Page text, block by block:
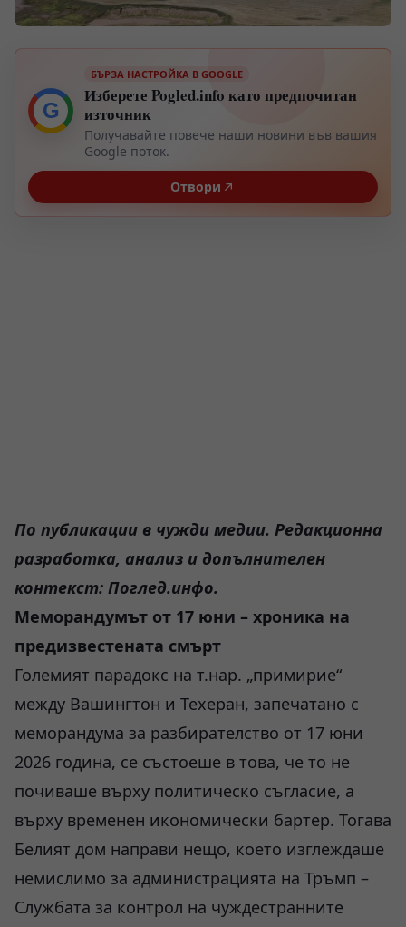
G
БЪРЗА НАСТРОЙКА В GOOGLE
Изберете Pogled.info като предпочитан
източник
Получавайте повече наши новини във вашия
Google поток.
Отвори
По публикации в чужди медии. Редакционна
разработка, анализ и допълнителен
контекст: Поглед.инфо.
Меморандумът от 17 юни – хроника на
предизвестената смърт
Големият парадокс на т.нар. „примирие“
между Вашингтон и Техеран, запечатано с
меморандума за разбирателство от 17 юни
2026 година, се състоеше в това, че то не
почиваше върху политическо съгласие, а
върху временен икономически бартер. Тогава
Белият дом направи нещо, което изглеждаше
немислимо за администрацията на Тръмп –
Службата за контрол на чуждестранните